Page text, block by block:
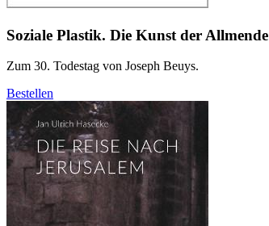
Soziale Plastik. Die Kunst der Allmende
Zum 30. Todestag von Joseph Beuys.
Bestellen